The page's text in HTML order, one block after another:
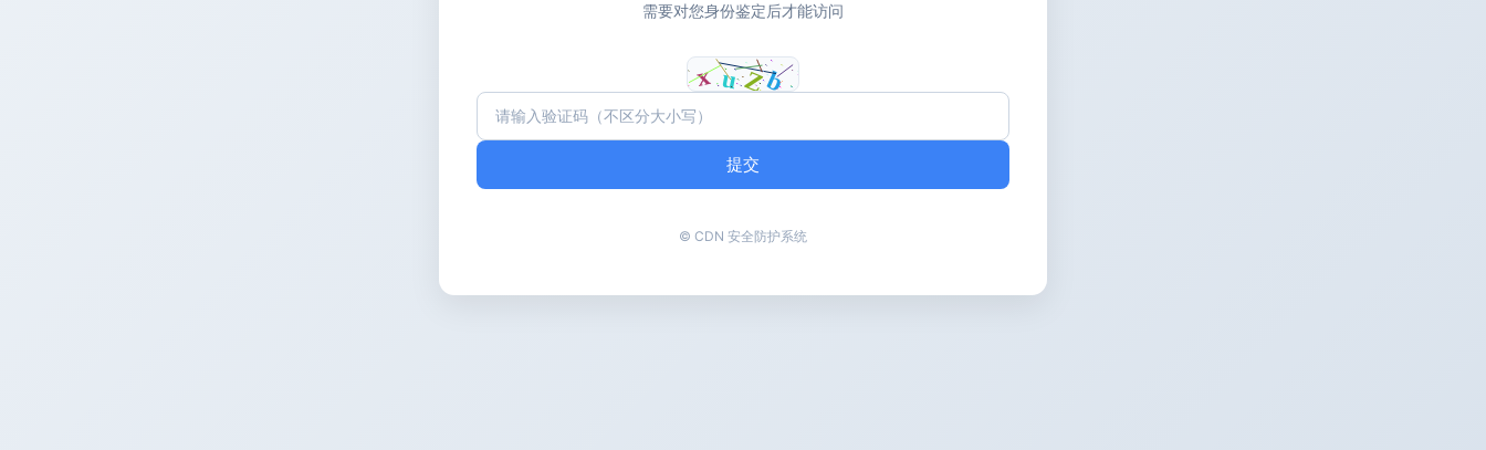
需要对您身份鉴定后才能访问
提交
© CDN 安全防护系统